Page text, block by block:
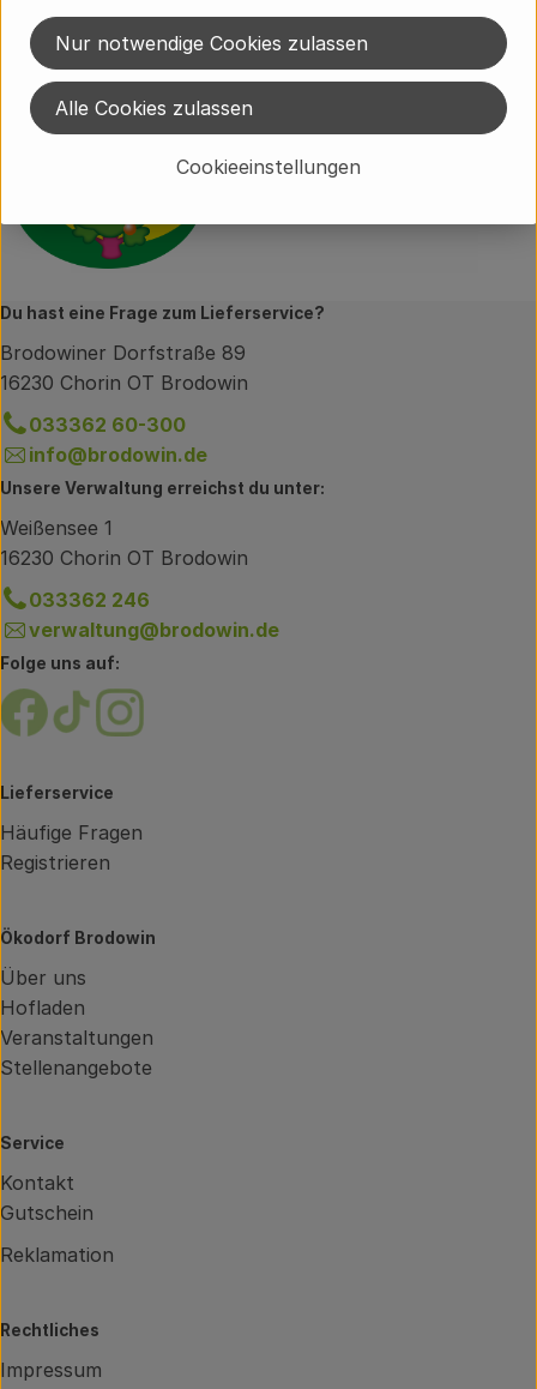
Niederlande
Candy Tree
Du hast eine Frage zum Lieferservice?
Brodowiner Dorfstraße 89
16230 Chorin OT Brodowin
033362 60-300
info@brodowin.de
Unsere Verwaltung erreichst du unter:
Weißensee 1
16230 Chorin OT Brodowin
033362 246
verwaltung@brodowin.de
Folge uns auf:
Externer Link zu https://www.facebook.com/
Externer Link zu https://www.tiktok.com/
Externer Link zu https://
Lieferservice
Häufige Fragen
Registrieren
Ökodorf Brodowin
Über uns
Hofladen
Veranstaltungen
Stellenangebote
Service
Kontakt
Gutschein
Reklamation
Rechtliches
Impressum
Cookieeinstellungen
Nur notwendige Cookies zulassen
Alle Cookies zulassen